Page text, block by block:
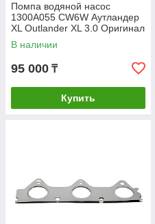
Помпа водяной насос
1300A055 CW6W Аутландер
XL Outlander XL 3.0 Оригинал
В наличии
95 000 ₸
Купить